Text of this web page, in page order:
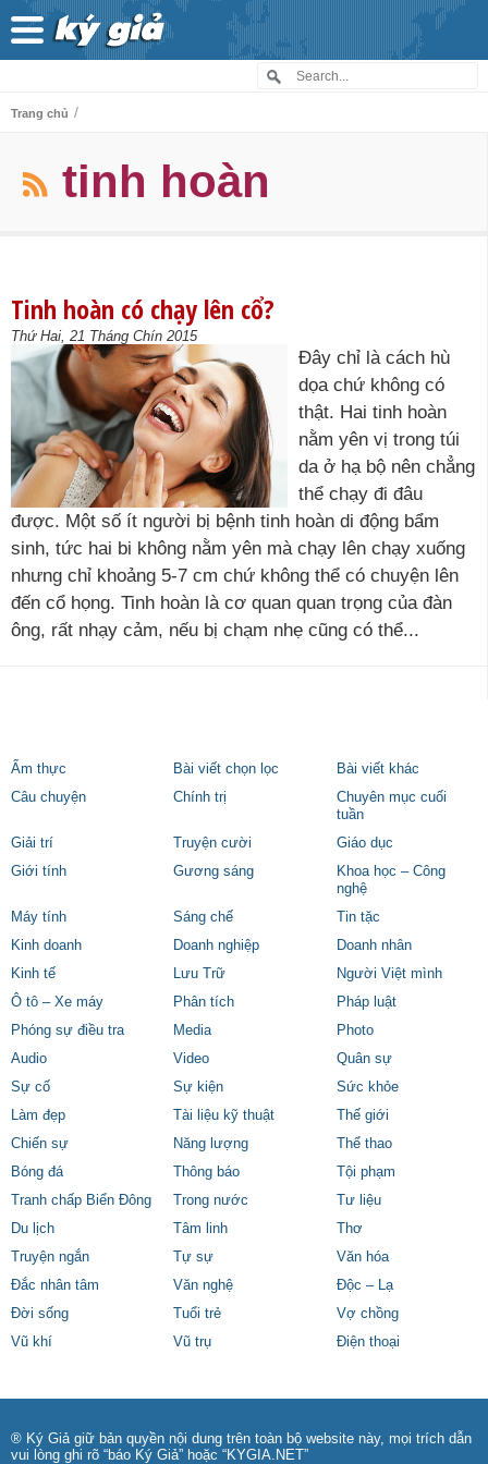
Trang chủ /
tinh hoàn
Tinh hoàn có chạy lên cổ?
Thứ Hai, 21 Tháng Chín 2015
Đây chỉ là cách hù
dọa chứ không có
thật. Hai tinh hoàn
nằm yên vị trong túi
da ở hạ bộ nên chẳng
thể chạy đi đâu
được. Một số ít người bị bệnh tinh hoàn di động bẩm
sinh, tức hai bi không nằm yên mà chạy lên chạy xuống
nhưng chỉ khoảng 5-7 cm chứ không thể có chuyện lên
đến cổ họng. Tinh hoàn là cơ quan quan trọng của đàn
ông, rất nhạy cảm, nếu bị chạm nhẹ cũng có thể...
Ẩm thực Bài viết chọn lọc
Bài viết khác
Câu chuyện
Chính trị
Chuyên mục cuối
tuần
Giải trí
Truyện cười
Giáo dục
Giới tính
Gương sáng
Khoa học – Công
nghệ
Máy tính
Sáng chế
Tin tặc
Kinh doanh
Doanh nghiệp
Doanh nhân
Kinh tế
Lưu Trữ
Người Việt mình
Ô tô – Xe máy
Phân tích
Pháp luật
Phóng sự điều tra
Media
Photo
Audio
Video
Quân sự
Sự cố
Sự kiện
Sức khỏe
Làm đẹp
Tài liệu kỹ thuật
Thế giới
Chiến sự
Năng lượng
Thể thao
Bóng đá
Thông báo
Tội phạm
Tranh chấp Biển Đông
Trong nước
Tư liệu
Du lịch
Tâm linh
Thơ
Truyện ngắn
Tự sự
Văn hóa
Đắc nhân tâm
Văn nghệ
Độc – Lạ
Đời sống
Tuổi trẻ
Vợ chồng
Vũ khí
Vũ trụ Điện thoại
® Ký Giả giữ bản quyền nội dung trên toàn bộ website này, mọi trích dẫn
vui lòng ghi rõ “báo Ký Giả” hoặc “KYGIA.NET”